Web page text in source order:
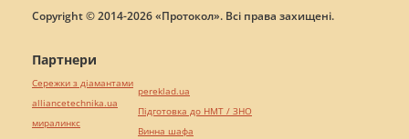
Copyright © 2014-2026 «Протокол». Всі права захищені.
Партнери
Сережки з діамантами
alliancetechnika.ua
миралинкс
pereklad.ua
Підготовка до НМТ / ЗНО
Винна шафа